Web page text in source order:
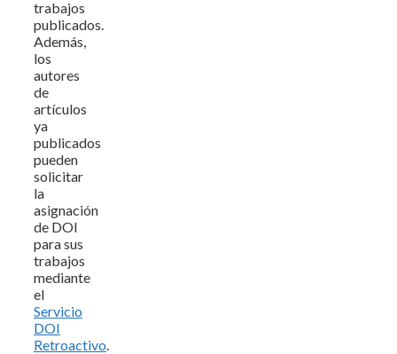
trabajos
publicados.
Además,
los
autores
de
artículos
ya
publicados
pueden
solicitar
la
asignación
de DOI
para sus
trabajos
mediante
el
Servicio
DOI
Retroactivo.